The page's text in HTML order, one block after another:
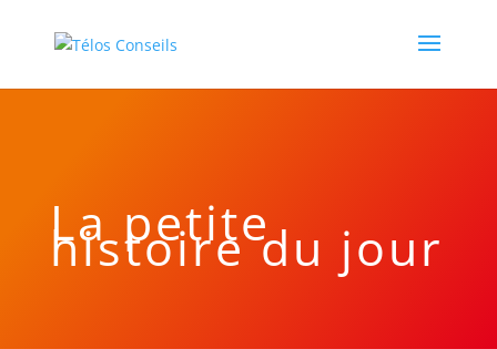
La petite
histoire du jour